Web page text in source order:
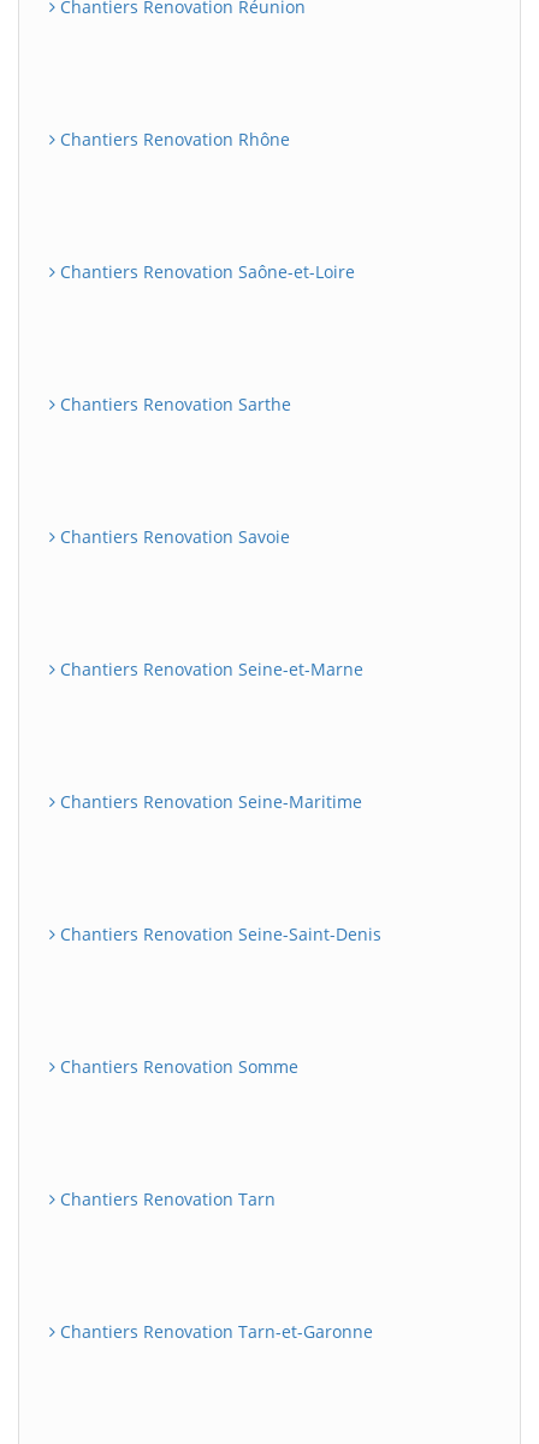
Chantiers Renovation Réunion
Chantiers Renovation Rhône
Chantiers Renovation Saône-et-Loire
Chantiers Renovation Sarthe
Chantiers Renovation Savoie
Chantiers Renovation Seine-et-Marne
Chantiers Renovation Seine-Maritime
Chantiers Renovation Seine-Saint-Denis
Chantiers Renovation Somme
Chantiers Renovation Tarn
Chantiers Renovation Tarn-et-Garonne